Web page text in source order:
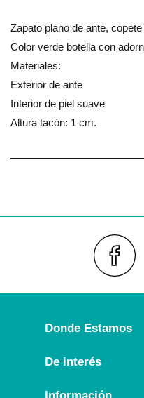
Zapato plano de ante,
Color verde botella con
Materiales:
Exterior de ante
Interior de piel suave
Altura tacón: 1 cm.
Donde Estamos
Rúa Príncipe 7
Llámanos:
De interés